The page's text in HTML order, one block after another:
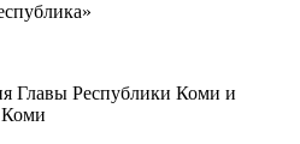
Главы Республики Коми и
Коми